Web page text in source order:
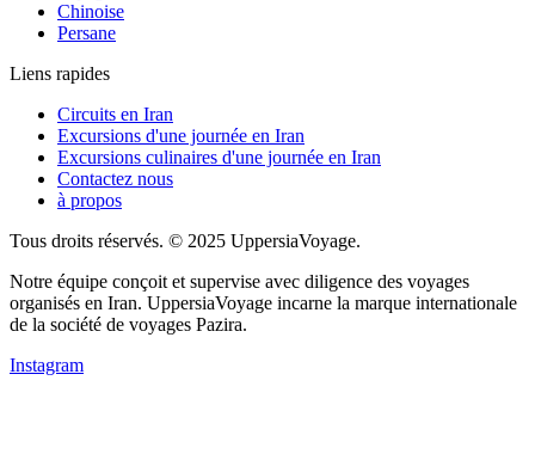
Chinoise
Persane
Liens rapides
Circuits en Iran
Excursions d'une journée en Iran
Excursions culinaires d'une journée en Iran
Contactez nous
à propos
Tous droits réservés. © 2025 UppersiaVoyage.
Notre équipe conçoit et supervise avec diligence des voyages
organisés en Iran. UppersiaVoyage incarne la marque internationale
de la société de voyages Pazira.
Instagram